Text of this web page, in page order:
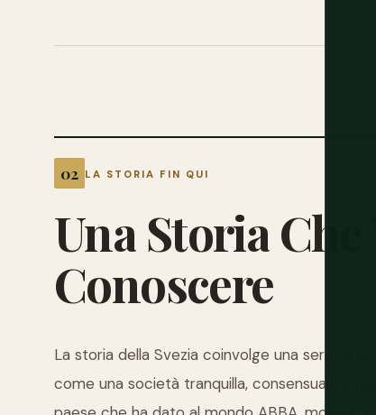
LA STORIA FIN QUI
UnaStoriaChe
Conoscere
La storia della Svezia coinvolge una serie di
come una società tranquilla, consensuale e